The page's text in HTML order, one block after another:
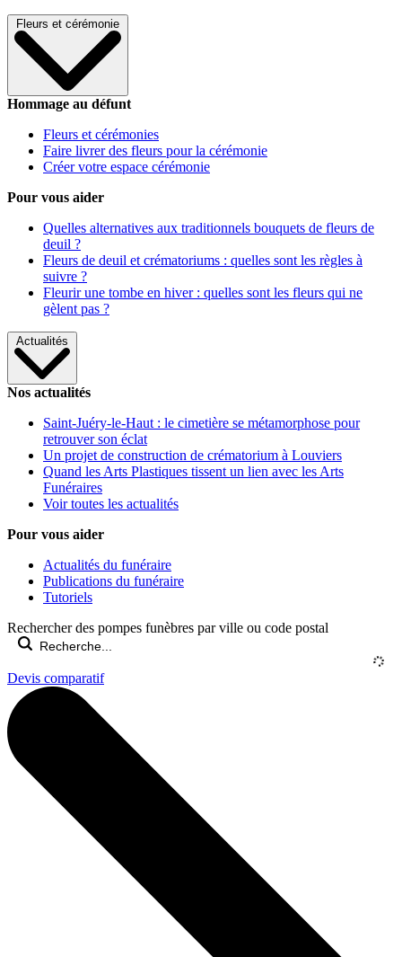
Fleurs et cérémonie
Hommage au défunt
Fleurs et cérémonies
Faire livrer des fleurs pour la cérémonie
Créer votre espace cérémonie
Pour vous aider
Quelles alternatives aux traditionnels bouquets de fleurs de
deuil ?
Fleurs de deuil et crématoriums : quelles sont les règles à
suivre ?
Fleurir une tombe en hiver : quelles sont les fleurs qui ne
gèlent pas ?
Actualités
Nos actualités
Saint-Juéry-le-Haut : le cimetière se métamorphose pour
retrouver son éclat
Un projet de construction de crématorium à Louviers
Quand les Arts Plastiques tissent un lien avec les Arts
Funéraires
Voir toutes les actualités
Pour vous aider
Actualités du funéraire
Publications du funéraire
Tutoriels
Rechercher des pompes funèbres par ville ou code postal
Devis comparatif